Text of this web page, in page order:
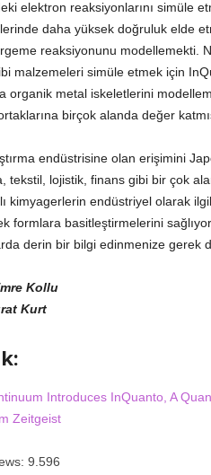
elektron reaksiyonlarını simüle
daha yüksek doğruluk elde
reaksiyonunu modellemekti.
malzemeleri simüle etmek için
organik metal iskeletlerini
birçok alanda değer
endüstrisine olan erişimini
tekstil, lojistik, finans gibi bir çok
kimyagerlerin endüstriyel olarak
formlara basitleştirmelerini
derin bir bilgi edinmenize gerek
Kollu
Kurt
Introduces InQuanto, A
Zeitgeist
9.596